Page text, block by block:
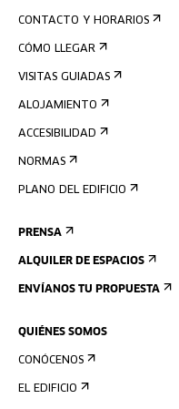
CONTACTO Y HORARIOS
CÓMO LLEGAR
VISITAS GUIADAS
ALOJAMIENTO
ACCESIBILIDAD
NORMAS
PLANO DEL EDIFICIO
PRENSA
ALQUILER DE ESPACIOS
ENVÍANOS TU PROPUESTA
QUIÉNES SOMOS
CONÓCENOS
EL EDIFICIO